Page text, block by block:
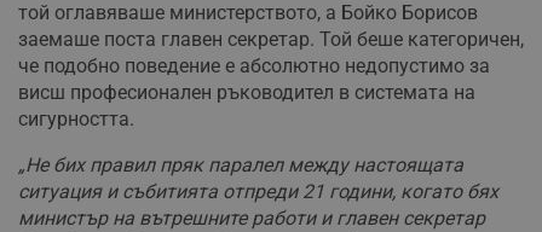
той оглавяваше министерството, а Бойко Борисов
заемаше поста главен секретар. Той беше категоричен,
че подобно поведение е абсолютно недопустимо за
висш професионален ръководител в системата на
сигурността.
„Не бих правил пряк паралел между настоящата
ситуация и събитията отпреди 21 години, когато бях
министър на вътрешните работи и главен секретар